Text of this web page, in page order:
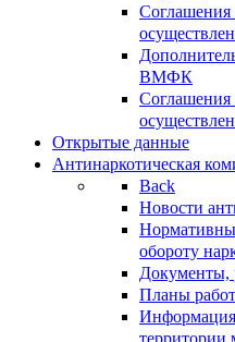
ВМФК
Открытые данные
Антинаркотическая
Back
Новости
обороту
Документы,
Планы
Информация
территории